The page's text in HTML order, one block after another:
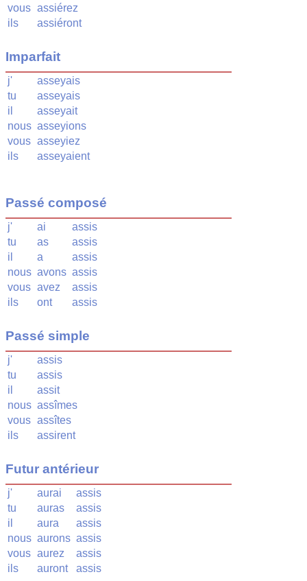
vous assiérez
ils
assiéront
Imparfait
j'
asseyais
tu
asseyais
il
asseyait
nous asseyions
vous asseyiez
ils
asseyaient
Passé composé
j' ai
assis
tu
as
assis
il
a
assis
nous avons assis
vous avez
assis
ils
ont assis
Passé simple
j'
assis
tu
assis
il
assit
nous assîmes
vous assîtes
ils
assirent
Futur antérieur
j' aurai
assis
tu
auras
assis
il
aura
assis
nous aurons assis
vous aurez
assis
ils
auront assis